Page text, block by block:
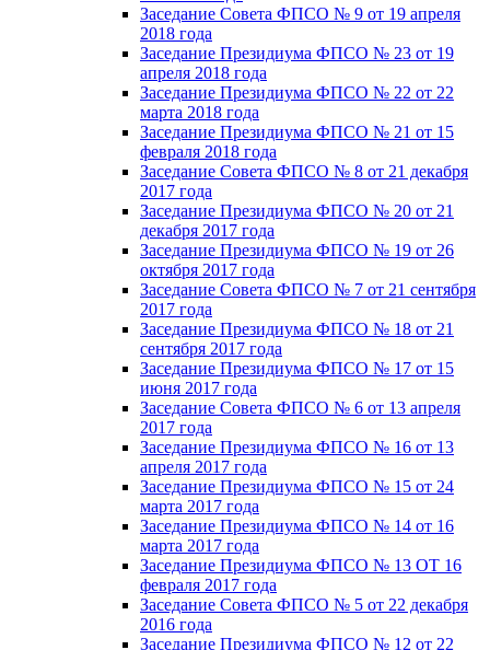
Заседание Совета ФПСО № 9 от 19 апреля
2018 года
Заседание Президиума ФПСО № 23 от 19
апреля 2018 года
Заседание Президиума ФПСО № 22 от 22
марта 2018 года
Заседание Президиума ФПСО № 21 от 15
февраля 2018 года
Заседание Совета ФПСО № 8 от 21 декабря
2017 года
Заседание Президиума ФПСО № 20 от 21
декабря 2017 года
Заседание Президиума ФПСО № 19 от 26
октября 2017 года
Заседание Совета ФПСО № 7 от 21 сентября
2017 года
Заседание Президиума ФПСО № 18 от 21
сентября 2017 года
Заседание Президиума ФПСО № 17 от 15
июня 2017 года
Заседание Совета ФПСО № 6 от 13 апреля
2017 года
Заседание Президиума ФПСО № 16 от 13
апреля 2017 года
Заседание Президиума ФПСО № 15 от 24
марта 2017 года
Заседание Президиума ФПСО № 14 от 16
марта 2017 года
Заседание Президиума ФПСО № 13 ОТ 16
февраля 2017 года
Заседание Совета ФПСО № 5 от 22 декабря
2016 года
Заседание Президиума ФПСО № 12 от 22